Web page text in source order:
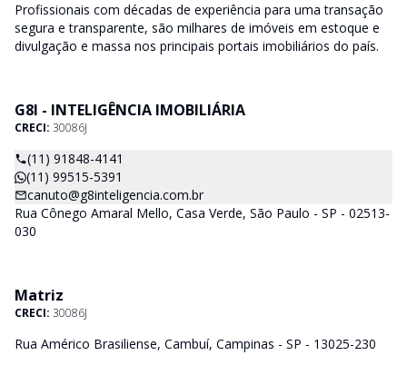
Profissionais com décadas de experiência para uma transação
segura e transparente, são milhares de imóveis em estoque e
divulgação e massa nos principais portais imobiliários do país.
G8I - INTELIGÊNCIA IMOBILIÁRIA
CRECI: 30086J
(11) 91848-4141
(11) 99515-5391
canuto@g8inteligencia.com.br
Rua Cônego Amaral Mello, Casa Verde, São Paulo - SP - 02513-
030
Matriz
CRECI: 30086J
Rua Américo Brasiliense, Cambuí, Campinas - SP - 13025-230